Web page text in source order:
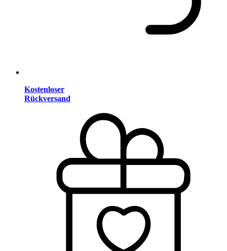
Kostenloser
Rückversand